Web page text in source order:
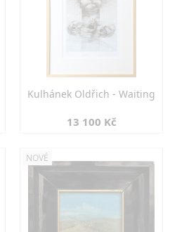
Kulhánek Oldřich - Waiting
13 100 Kč
NOVÉ